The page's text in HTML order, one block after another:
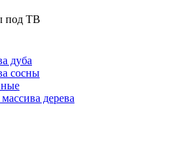
под ТВ
дуба
сосны
дерева